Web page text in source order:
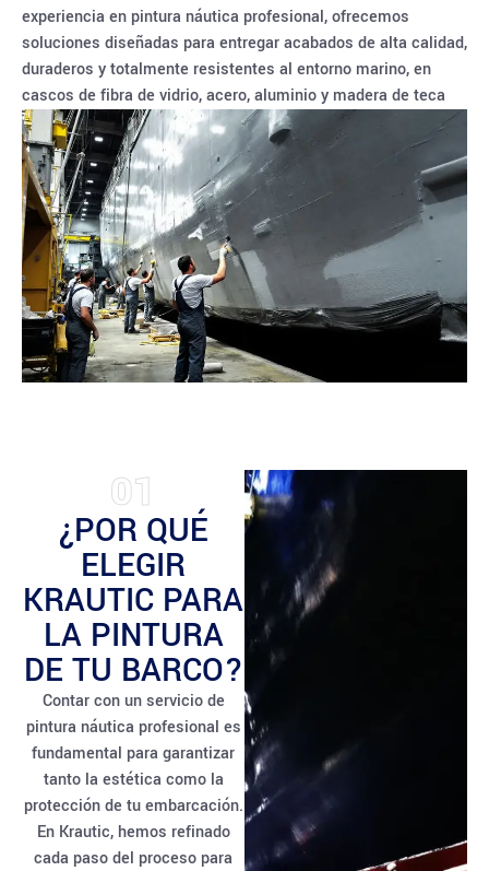
experiencia en pintura náutica profesional, ofrecemos
soluciones diseñadas para entregar acabados de alta calidad,
duraderos y totalmente resistentes al entorno marino, en
cascos de fibra de vidrio, acero, aluminio y madera de teca
01
¿POR QUÉ
ELEGIR
KRAUTIC PARA
LA PINTURA
DE TU BARCO?
Contar con un servicio de
pintura náutica profesional es
fundamental para garantizar
tanto la estética como la
protección de tu embarcación.
En Krautic, hemos refinado
cada paso del proceso para